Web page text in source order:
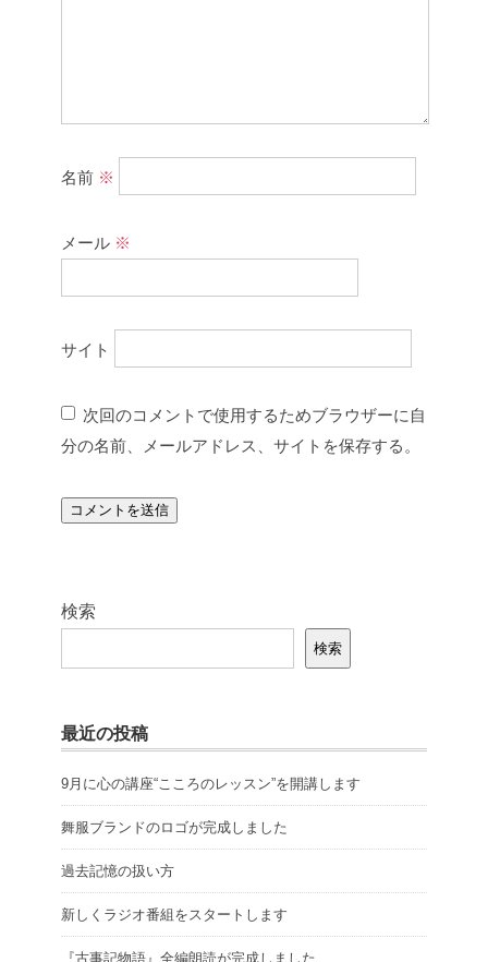
名前 ※
メール ※
サイト
次回のコメントで使用するためブラウザーに自
分の名前、メールアドレス、サイトを保存する。
検索
検索
最近の投稿
9月に心の講座“こころのレッスン”を開講します
舞服ブランドのロゴが完成しました
過去記憶の扱い方
新しくラジオ番組をスタートします
『古事記物語』全編朗読が完成しました